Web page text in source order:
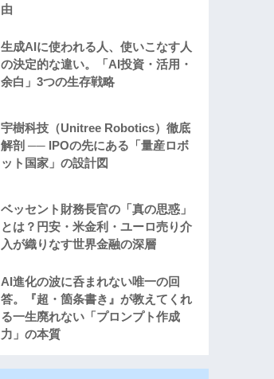
由
生成AIに使われる人、使いこなす人
の決定的な違い。「AI投資・活用・
余白」3つの生存戦略
宇樹科技（Unitree Robotics）徹底
解剖 ── IPOの先にある「量産ロボ
ット国家」の設計図
ベッセント財務長官の「真の思惑」
とは？円安・米金利・ユーロ売り介
入が織りなす世界金融の深層
AI進化の波に呑まれない唯一の回
答。『超・箇条書き』が教えてくれ
る一生廃れない「プロンプト作成
力」の本質